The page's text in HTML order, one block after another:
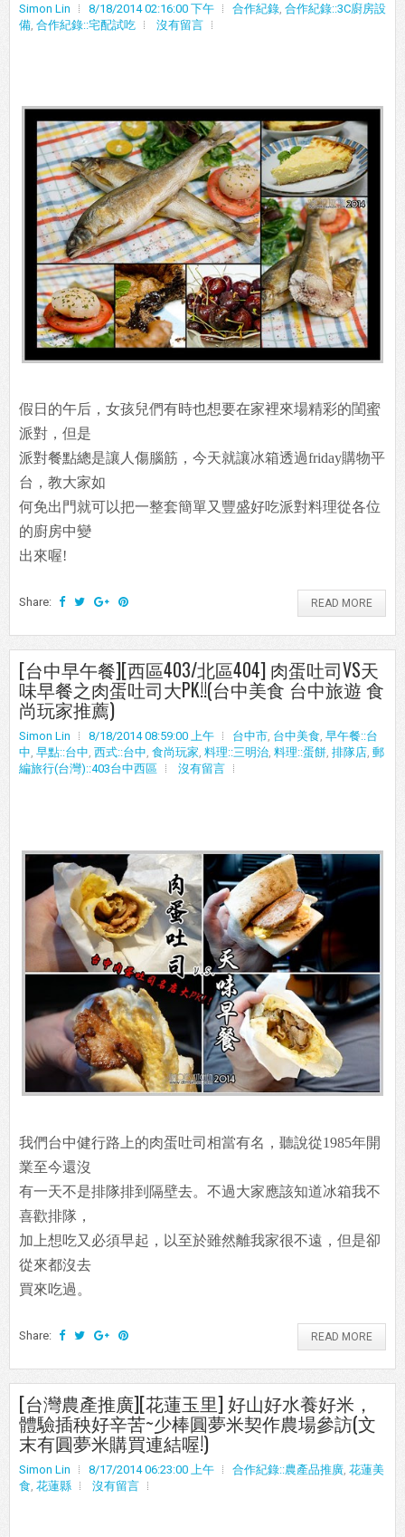
Simon Lin 8/18/2014 02:16:00 下午 合作紀錄 合作紀錄::3C廚房設
備 合作紀錄::宅配試吃 沒有留言
假日的午后，女孩兒們有時也想要在家裡來場精彩的閨蜜
派對，但是
派對餐點總是讓人傷腦筋，今天就讓冰箱透過friday購物平
台，教大家如
何免出門就可以把一整套簡單又豐盛好吃派對料理從各位
的廚房中變
出來喔!
Share: READ MORE
[台中早午餐][西區403/北區404] 肉蛋吐司VS天
味早餐之肉蛋吐司大PK!!(台中美食 台中旅遊 食
尚玩家推薦)
Simon Lin 8/18/2014 08:59:00 上午 台中市, 台中美食, 早午餐::台
中, 早點::台中, 西式::台中, 食尚玩家, 料理::三明治, 料理::蛋餅, 排隊店, 郵
編旅行(台灣)::403台中西區
沒有留言
我們台中健行路上的肉蛋吐司相當有名，聽說從1985年開
業至今還沒
有一天不是排隊排到隔壁去。不過大家應該知道冰箱我不
喜歡排隊，
加上想吃又必須早起，以至於雖然離我家很不遠，但是卻
從來都沒去
買來吃過。
Share: READ MORE
[台灣農產推廣][花蓮玉里] 好山好水養好米，
體驗插秧好辛苦~少棒圓夢米契作農場參訪(文
末有圓夢米購買連結喔!)
Simon Lin 8/17/2014 06:23:00 上午 合作紀錄::農產品推廣, 花蓮美
食, 花蓮縣 沒有留言